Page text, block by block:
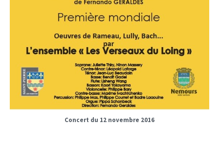
Concert du 12 novembre 2016